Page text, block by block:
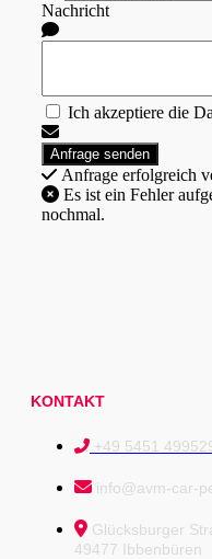
Nachricht
Ich akzeptiere die
Anfrage erfolgreich
nochmal.
KONTAKT
+49 5451
info@avm-car-
Glücksburger
49477 Ibbenbüren